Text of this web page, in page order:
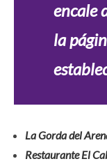
encale
la
La Gorda del
Restaurante El